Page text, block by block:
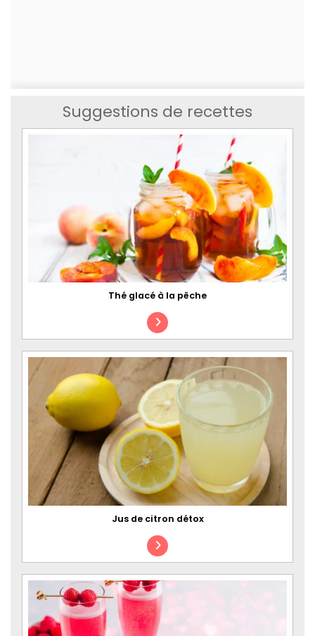
Suggestions de recettes
Thé glacé à la pêche
Jus de citron détox